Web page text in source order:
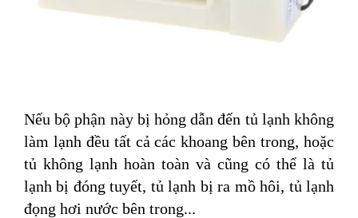
Nếu bộ phận này bị hỏng dẫn đến tủ lạnh không
làm lạnh đều tất cả các khoang bên trong, hoặc
tủ không lạnh hoàn toàn và cũng có thể là tủ
lạnh bị đóng tuyết, tủ lạnh bị ra mồ hôi, tủ lạnh
đọng hơi nước bên trong...